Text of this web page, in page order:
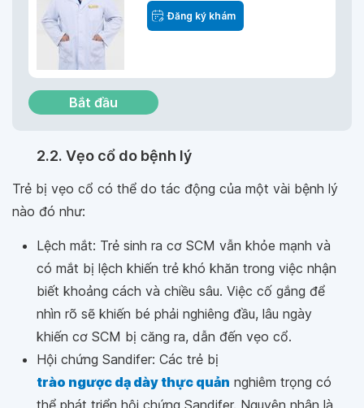
Đăng ký khám
Bắt đầu
2.2. Vẹo cổ do bệnh lý
Trẻ bị vẹo cổ có thể do tác động của một vài bệnh lý
nào đó như:
Lệch mắt: Trẻ sinh ra cơ SCM vẫn khỏe mạnh và
có mắt bị lệch khiến trẻ khó khăn trong việc nhận
biết khoảng cách và chiều sâu. Việc cố gắng để
nhìn rõ sẽ khiến bé phải nghiêng đầu, lâu ngày
khiến cơ SCM bị căng ra, dẫn đến vẹo cổ.
Hội chứng Sandifer: Các trẻ bị
trào ngược dạ dày thực quản nghiêm trọng có
thể phát triển hội chứng Sandifer. Nguyên nhân là